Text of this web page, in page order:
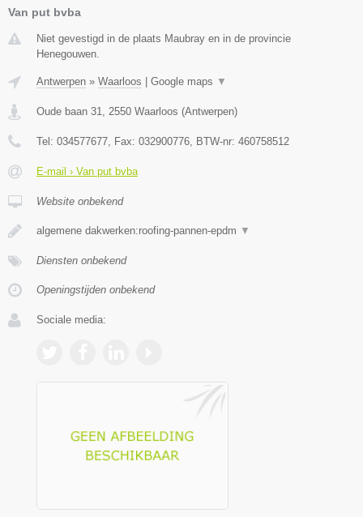
Van put bvba
Niet gevestigd in de plaats Maubray en in de provincie
Henegouwen.
Antwerpen » Waarloos | Google maps ▼
Oude baan 31 2550 Waarloos (Antwerpen)
Tel: 034577677 , Fax: 032900776 , BTW-nr: 460758512
E-mail › Van put bvba
Website onbekend
algemene dakwerken:roofing-pannen-epdm ▼
Diensten onbekend
Openingstijden onbekend
Sociale media: